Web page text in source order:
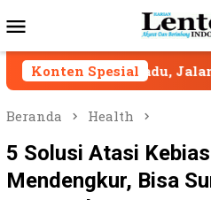
ke
Mobile
Konten Spesial
Jalan
Beranda Health
5 Solusi Atasi
Mendengkur, Bisa